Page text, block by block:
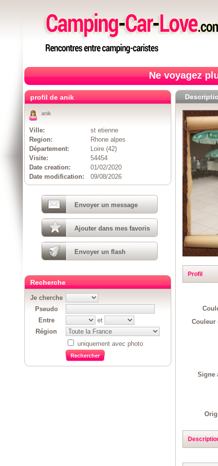
Ne voyagez
Profil
Couleur
Signe
profil de anik
anik
Ville:
st etienne
Region:
Rhone alpes
Département:
Loire (42)
Visite:
54454
Date creation:
01/02/2020
Date modification:
09/08/2026
Envoyer un message
Ajouter dans mes favoris
Envoyer un flash
Recherche
Je cherche
Pseudo
Entre
et
Région
uniquement avec photo